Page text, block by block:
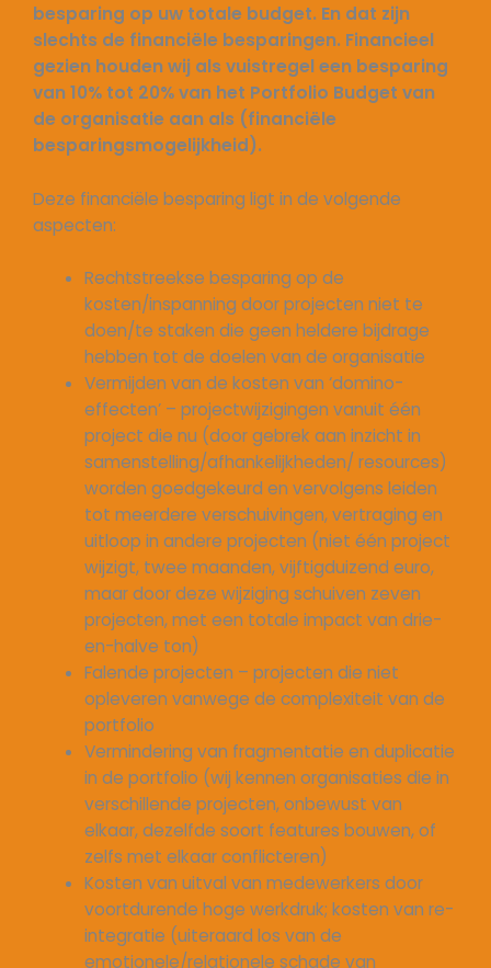
besparing op uw totale budget. En dat zijn
slechts de financiële besparingen. Financieel
gezien houden wij als vuistregel een besparing
van 10% tot 20% van het Portfolio Budget van
de organisatie aan als (financiële
besparingsmogelijkheid).
Deze financiële besparing ligt in de volgende
aspecten:
Rechtstreekse besparing op de
kosten/inspanning door projecten niet te
doen/te staken die geen heldere bijdrage
hebben tot de doelen van de organisatie
Vermijden van de kosten van ‘domino-
effecten’ – projectwijzigingen vanuit één
project die nu (door gebrek aan inzicht in
samenstelling/afhankelijkheden/ resources)
worden goedgekeurd en vervolgens leiden
tot meerdere verschuivingen, vertraging en
uitloop in andere projecten (niet één project
wijzigt, twee maanden, vijftigduizend euro,
maar door deze wijziging schuiven zeven
projecten, met een totale impact van drie-
en-halve ton)
Falende projecten – projecten die niet
opleveren vanwege de complexiteit van de
portfolio
Vermindering van fragmentatie en duplicatie
in de portfolio (wij kennen organisaties die in
verschillende projecten, onbewust van
elkaar, dezelfde soort features bouwen, of
zelfs met elkaar conflicteren)
Kosten van uitval van medewerkers door
voortdurende hoge werkdruk; kosten van re-
integratie (uiteraard los van de
emotionele/relationele schade van